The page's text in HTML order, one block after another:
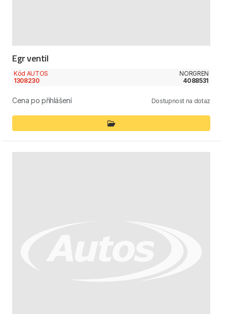
Egr ventil
Kód AUTOS
1308230
NORGREN
4088531
Cena po přihlášení Dostupnost na dotaz